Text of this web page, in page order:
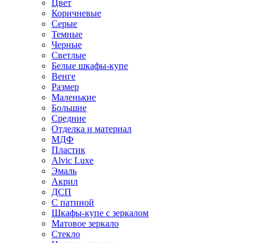
Цвет
Коричневые
Серые
Темные
Черные
Светлые
Белые шкафы-купе
Венге
Размер
Маленькие
Большие
Средние
Отделка и материал
МДФ
Пластик
Alvic Luxe
Эмаль
Акрил
ДСП
С патиной
Шкафы-купе с зеркалом
Матовое зеркало
Стекло